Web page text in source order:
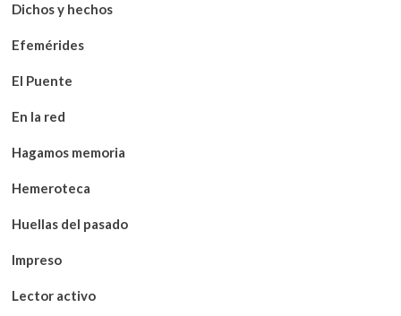
Dichos y hechos
Efemérides
El Puente
En la red
Hagamos memoria
Hemeroteca
Huellas del pasado
Impreso
Lector activo